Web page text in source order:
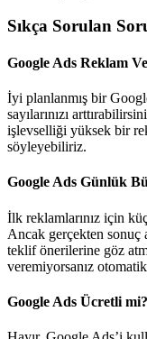
Sıkça Sorulan
Google Ads Reklam
İyi planlanmış bir
sayılarınızı
işlevselliği yüksek bir
söyleyebiliriz.
Google Ads Günlük
İlk reklamlarınız için
Ancak gerçekten sonuç
teklif önerilerine göz
veremiyorsanız
Google Ads Ücretli mi?